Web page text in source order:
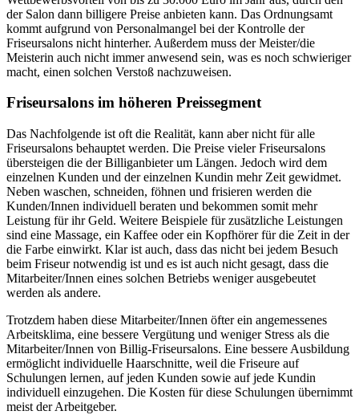
der Salon dann billigere Preise anbieten kann. Das Ordnungsamt
kommt aufgrund von Personalmangel bei der Kontrolle der
Friseursalons nicht hinterher. Außerdem muss der Meister/die
Meisterin auch nicht immer anwesend sein, was es noch schwieriger
macht, einen solchen Verstoß nachzuweisen.
Friseursalons im höheren Preissegment
Das Nachfolgende ist oft die Realität, kann aber nicht für alle
Friseursalons behauptet werden. Die Preise vieler Friseursalons
übersteigen die der Billiganbieter um Längen. Jedoch wird dem
einzelnen Kunden und der einzelnen Kundin mehr Zeit gewidmet.
Neben waschen, schneiden, föhnen und frisieren werden die
Kunden/Innen individuell beraten und bekommen somit mehr
Leistung für ihr Geld. Weitere Beispiele für zusätzliche Leistungen
sind eine Massage, ein Kaffee oder ein Kopfhörer für die Zeit in der
die Farbe einwirkt. Klar ist auch, dass das nicht bei jedem Besuch
beim Friseur notwendig ist und es ist auch nicht gesagt, dass die
Mitarbeiter/Innen eines solchen Betriebs weniger ausgebeutet
werden als andere.
Trotzdem haben diese Mitarbeiter/Innen öfter ein angemessenes
Arbeitsklima, eine bessere Vergütung und weniger Stress als die
Mitarbeiter/Innen von Billig-Friseursalons. Eine bessere Ausbildung
ermöglicht individuelle Haarschnitte, weil die Friseure auf
Schulungen lernen, auf jeden Kunden sowie auf jede Kundin
individuell einzugehen. Die Kosten für diese Schulungen übernimmt
meist der Arbeitgeber.